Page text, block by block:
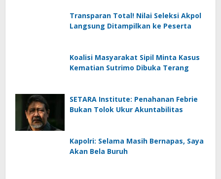
Transparan Total! Nilai Seleksi Akpol
Langsung Ditampilkan ke Peserta
Koalisi Masyarakat Sipil Minta Kasus
Kematian Sutrimo Dibuka Terang
SETARA Institute: Penahanan Febrie
Bukan Tolok Ukur Akuntabilitas
Kapolri: Selama Masih Bernapas, Saya
Akan Bela Buruh